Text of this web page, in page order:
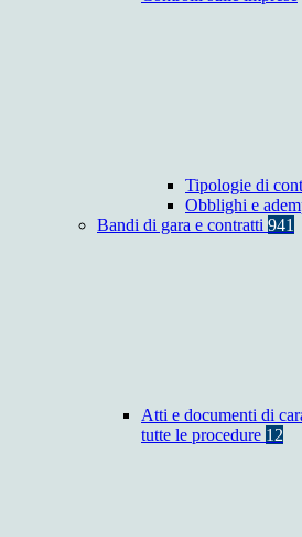
Tipologie di
Obblighi e
Bandi di gara e contratti 941
Atti e documenti di
tutte le procedure 12